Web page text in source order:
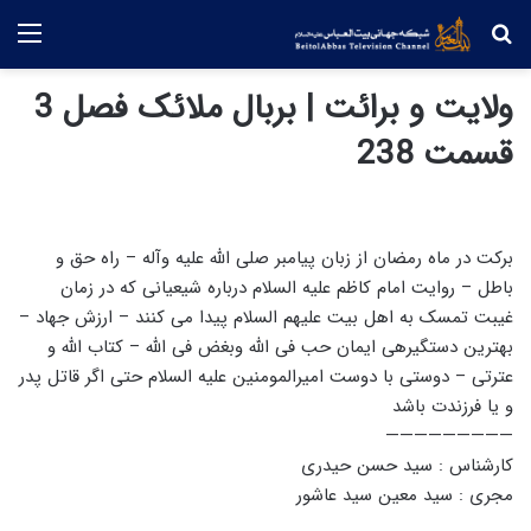
جستجو
ولایت و برائت | بربال ملائک فصل 3
قسمت 238
برکت در ماه رمضان از زبان پیامبر صلی الله علیه وآله – راه حق و
باطل – روایت امام کاظم علیه السلام درباره شیعیانی که در زمان
غیبت تمسک به اهل بیت علیهم السلام پیدا می کنند – ارزش جهاد –
بهترین دستگیرهی ایمان حب فی الله وبغض فی الله – کتاب الله و
عترتی – دوستی با دوست امیرالمومنین علیه السلام حتی اگر قاتل پدر
و یا فرزندت باشد
—————————
کارشناس : سید حسن حیدری
مجری : سید معین سید عاشور